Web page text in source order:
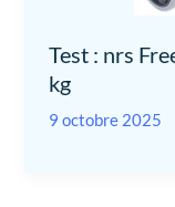
Test : nrs
kg
9 octobre 2025